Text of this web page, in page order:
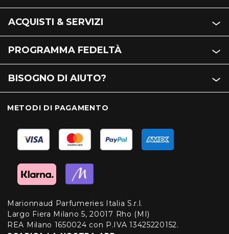
ACQUISTI & SERVIZI
PROGRAMMA FEDELTÀ
BISOGNO DI AIUTO?
METODI DI PAGAMENTO
Marionnaud Parfumeries Italia S.r.l.
Largo Fiera Milano 5, 20017 Rho (MI)
REA Milano 1650024 con P.IVA 13425220152.